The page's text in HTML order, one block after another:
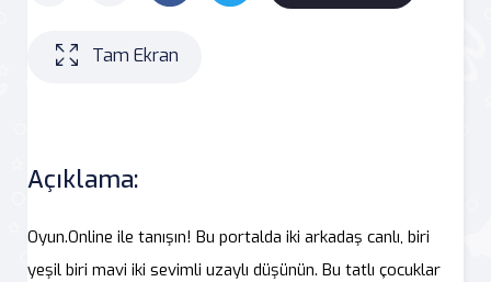
Tam Ekran
Açıklama:
Oyun.Online ile tanışın! Bu portalda iki arkadaş canlı, biri
yeşil biri mavi iki sevimli uzaylı düşünün. Bu tatlı çocuklar